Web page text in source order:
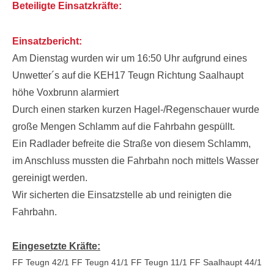
Beteiligte Einsatzkräfte:
Einsatzbericht:
Am Dienstag wurden wir um 16:50 Uhr aufgrund eines
Unwetter´s auf die KEH17 Teugn Richtung Saalhaupt
höhe Voxbrunn alarmiert
Durch einen starken kurzen Hagel-/Regenschauer wurde
große Mengen Schlamm auf die Fahrbahn gespüllt.
Ein Radlader befreite die Straße von diesem Schlamm,
im Anschluss mussten die Fahrbahn noch mittels Wasser
gereinigt werden.
Wir sicherten die Einsatzstelle ab und reinigten die
Fahrbahn.
Eingesetzte Kräfte:
FF Teugn 42/1 FF Teugn 41/1 FF Teugn 11/1 FF Saalhaupt 44/1